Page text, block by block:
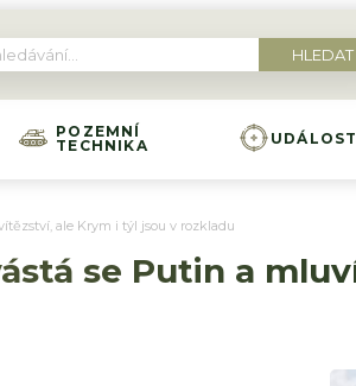
POZEMNÍ
TECHNIKA
ale Krym i týl jsou v rozkladu
se Putin a